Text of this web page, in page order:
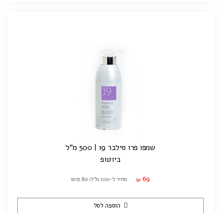
שמפו פרו סילבר 19 | 500 מ"ל
ביוטופ
₪ 69 מחיר ל-100 מ"ל: ₪13.80
הוספה לסל